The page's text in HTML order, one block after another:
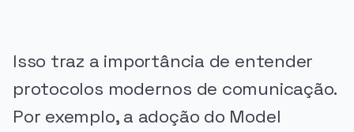
Isso traz a importância de entender
protocolos modernos de comunicação.
Por exemplo, a adoção do Model